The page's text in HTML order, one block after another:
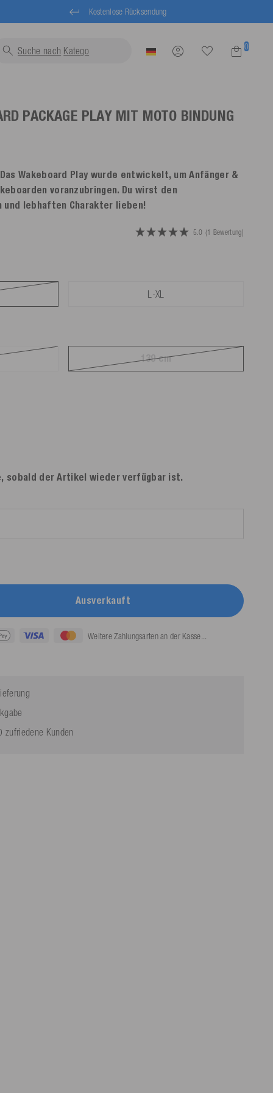
Kostenlose Rücksendung
Suche nach Schwimmwes 0
PACKAGE PLAY MIT MOTO BINDUNG
Wakeboard Play wurde entwickelt, um Anfänger &
voranzubringen. Du wirst den
lebhaften Charakter lieben!
5.0 (1 Bewertung)
L-XL
139 cm
sobald der Artikel wieder verfügbar ist.
Ausverkauft
Weitere Zahlungsarten an der Kasse...
Kunden